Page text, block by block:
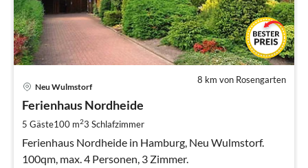
8 km von Rosengarten
Neu Wulmstorf
Ferienhaus Nordheide
5 Gäste100 m23 Schlafzimmer
Ferienhaus Nordheide in Hamburg, Neu Wulmstorf.
100qm, max. 4 Personen, 3 Zimmer.